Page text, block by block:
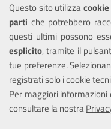
Questo sito utilizza
parti che potrebbero
questi ultimi possono
esplicito, tramite il
tue preferenze.
registrati solo i cookie
Per maggiori
consultare la nostra
Informativa privacy
Note legali
Piano di
Piano di
Dichiarazione di